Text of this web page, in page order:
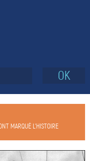
OK
MARQUÉ L’HISTOIRE